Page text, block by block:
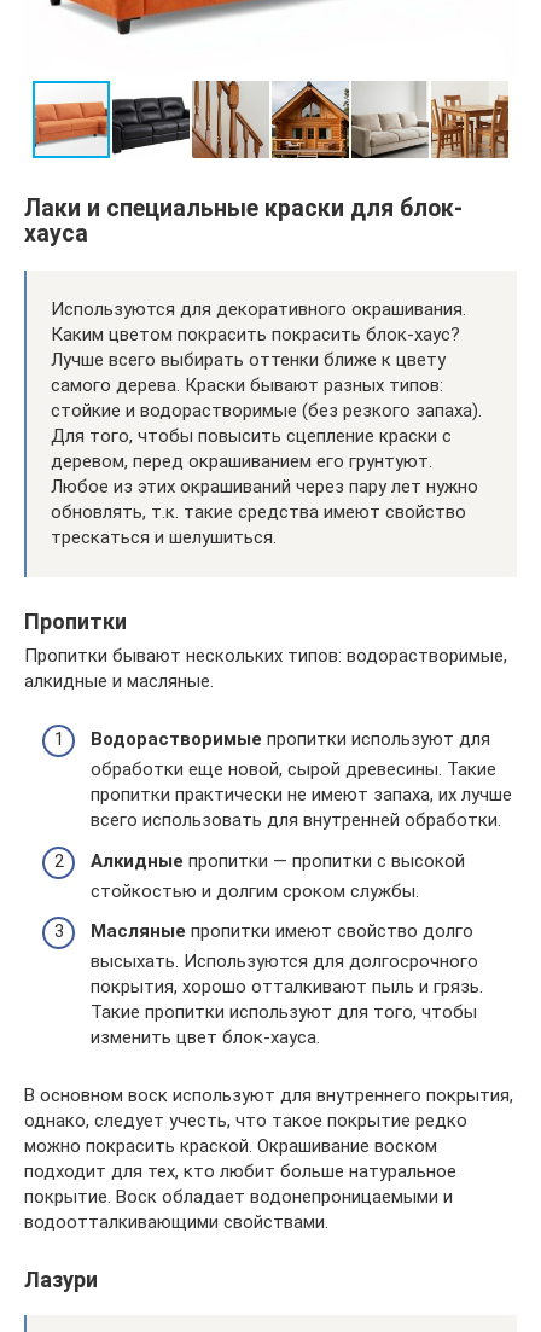
Лаки и специальные краски для блок-
хауса
Используются для декоративного окрашивания.
Каким цветом покрасить покрасить блок-хаус?
Лучше всего выбирать оттенки ближе к цвету
самого дерева. Краски бывают разных типов:
стойкие и водорастворимые (без резкого запаха).
Для того, чтобы повысить сцепление краски с
деревом, перед окрашиванием его грунтуют.
Любое из этих окрашиваний через пару лет нужно
обновлять, т.к. такие средства имеют свойство
трескаться и шелушиться.
Пропитки
Пропитки бывают нескольких типов: водорастворимые,
алкидные и масляные.
Водорастворимые пропитки используют для
обработки еще новой, сырой древесины. Такие
пропитки практически не имеют запаха, их лучше
всего использовать для внутренней обработки.
Алкидные пропитки — пропитки с высокой
стойкостью и долгим сроком службы.
Масляные пропитки имеют свойство долго
высыхать. Используются для долгосрочного
покрытия, хорошо отталкивают пыль и грязь.
Такие пропитки используют для того, чтобы
изменить цвет блок-хауса.
В основном воск используют для внутреннего покрытия,
однако, следует учесть, что такое покрытие редко
можно покрасить краской. Окрашивание воском
подходит для тех, кто любит больше натуральное
покрытие. Воск обладает водонепроницаемыми и
водоотталкивающими свойствами.
Лазури